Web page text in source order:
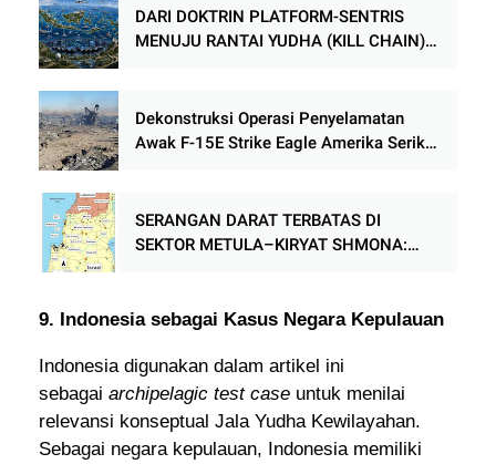
Milan Vego dan Moshe Kress
DARI DOKTRIN PLATFORM-SENTRIS
MENUJU RANTAI YUDHA (KILL CHAIN)
RESILIENSI PERTAHANAN NEGARA
KEPULAUAN
Dekonstruksi Operasi Penyelamatan
Awak F-15E Strike Eagle Amerika Serikat
SERANGAN DARAT TERBATAS DI
SEKTOR METULA–KIRYAT SHMONA:
BAGI PENGEMBANGAN TAKTIK DAN
9. Indonesia sebagai Kasus Negara Kepulauan
Indonesia digunakan dalam artikel ini
sebagaiarchipelagic test case untuk menilai
relevansi konseptual Jala Yudha Kewilayahan.
Sebagai negara kepulauan, Indonesia memiliki